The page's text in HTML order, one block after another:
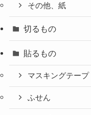
その他、紙
切るもの
貼るもの
マスキングテープ
ふせん